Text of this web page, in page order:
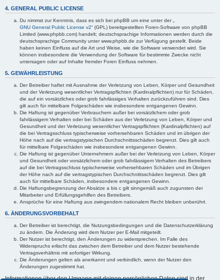
4. GENERAL PUBLIC LICENSE
Du nimmst zur Kenntnis, dass es sich bei phpBB um eine unter der „
GNU General Public License v2“ (GPL) bereitgestellten Foren-Software von phpBB
Limited (www.phpbb.com) handelt; deutschsprachige Informationen werden durch die
deutschsprachige Community unter www.phpbb.de zur Verfügung gestellt. Beide
haben keinen Einfluss auf die Art und Weise, wie die Software verwendet wird. Sie
können insbesondere die Verwendung der Software für bestimmte Zwecke nicht
untersagen oder auf Inhalte fremder Foren Einfluss nehmen.
5. GEWÄHRLEISTUNG
Der Betreiber haftet mit Ausnahme der Verletzung von Leben, Körper und Gesundheit
und der Verletzung wesentlicher Vertragspflichten (Kardinalpflichten) nur für Schäden,
die auf ein vorsätzliches oder grob fahrlässiges Verhalten zurückzuführen sind. Dies
gilt auch für mittelbare Folgeschäden wie insbesondere entgangenen Gewinn.
Die Haftung ist gegenüber Verbrauchern außer bei vorsätzlichem oder grob
fahrlässigem Verhalten oder bei Schäden aus der Verletzung von Leben, Körper und
Gesundheit und der Verletzung wesentlicher Vertragspflichten (Kardinalpflichten) auf
die bei Vertragsschluss typischerweise vorhersehbaren Schäden und im übrigen der
Höhe nach auf die vertragstypischen Durchschnittsschäden begrenzt. Dies gilt auch
für mittelbare Folgeschäden wie insbesondere entgangenen Gewinn.
Die Haftung ist gegenüber Unternehmern außer bei der Verletzung von Leben, Körper
und Gesundheit oder vorsätzlichem oder grob fahrlässigem Verhalten des Betreibers
auf die bei Vertragsschluss typischerweise vorhersehbaren Schäden und im Übrigen
der Höhe nach auf die vertragstypischen Durchschnittsschäden begrenzt. Dies gilt
auch für mittelbare Schäden, insbesondere entgangenen Gewinn.
Die Haftungsbegrenzung der Absätze a bis c gilt sinngemäß auch zugunsten der
Mitarbeiter und Erfüllungsgehilfen des Betreibers.
Ansprüche für eine Haftung aus zwingendem nationalem Recht bleiben unberührt.
6. ÄNDERUNGSVORBEHALT
Der Betreiber ist berechtigt, die Nutzungsbedingungen und die Datenschutzerklärung
zu ändern. Die Änderung wird dem Nutzer per E-Mail mitgeteilt.
Der Nutzer ist berechtigt, den Änderungen zu widersprechen. Im Falle des
Widerspruchs erlischt das zwischen dem Betreiber und dem Nutzer bestehende
Vertragsverhältnis mit sofortiger Wirkung.
Die Änderungen gelten als anerkannt und verbindlich, wenn der Nutzer den
Änderungen zugestimmt hat.
Informationen über den Umgang mit deinen persönlichen Daten sind in der